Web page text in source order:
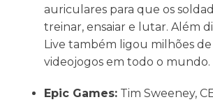
auriculares para que os
treinar, ensaiar e lutar. Além
Live também ligou milhões
videojogos em todo o mundo.
Epic Games:Tim Sweeney,